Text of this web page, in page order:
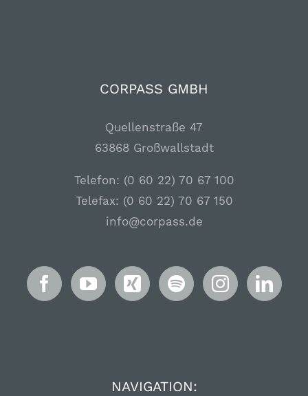
CORPASS GMBH
Quellenstraße 47
63868 Großwallstadt
Telefon: (0 60 22) 70 67 100
Telefax: (0 60 22) 70 67 150
info@corpass.de
NAVIGATION: